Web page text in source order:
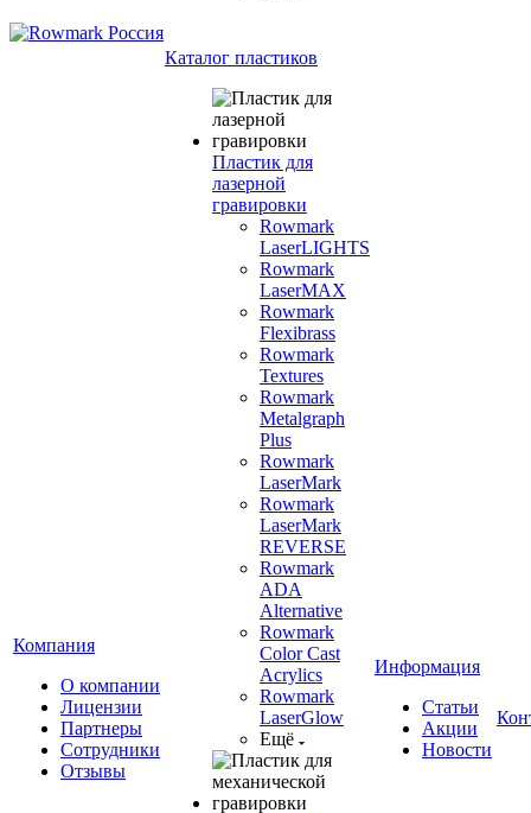
Компания
О компании
Лицензии
Партнеры
Сотрудники
Отзывы
Каталог пластиков
Пластик для
лазерной
гравировки
Rowmark
LaserLIGHTS
Rowmark
LaserMAX
Rowmark
Flexibrass
Rowmark
Textures
Rowmark
Metalgraph
Plus
Rowmark
LaserMark
Rowmark
LaserMark
REVERSE
Rowmark
ADA
Alternative
Rowmark
Color Cast
Acrylics
Rowmark
LaserGlow
Ещё
Информация
Статьи
Акции
Новости